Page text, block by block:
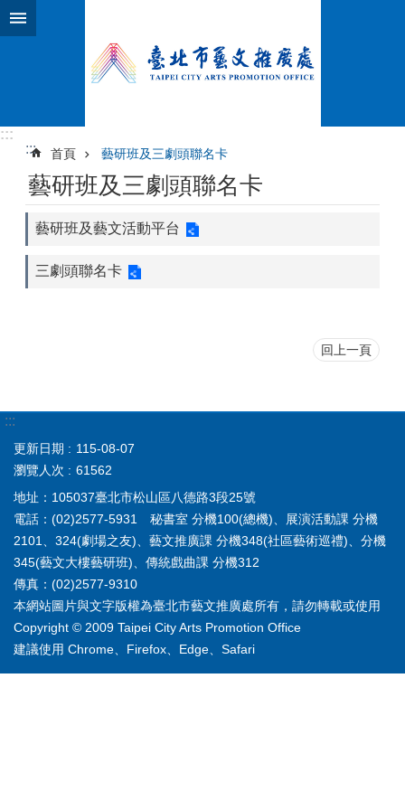
跳到主要內容區塊
:::
:::
首頁 藝研班及三劇頭聯名卡
藝研班及三劇頭聯名卡
藝研班及藝文活動平台
三劇頭聯名卡
回上一頁
:::
更新日期
115-08-07
瀏覽人次
61562
地址：105037臺北市松山區八德路3段25號
電話：(02)2577-5931 秘書室 分機100(總機)、展演活動課 分機
2101、324(劇場之友)、藝文推廣課 分機348(社區藝術巡禮)、分機
345(藝文大樓藝研班)、傳統戲曲課 分機312
傳真：(02)2577-9310
本網站圖片與文字版權為臺北市藝文推廣處所有，請勿轉載或使用
Copyright © 2009 Taipei City Arts Promotion Office
建議使用 Chrome、Firefox、Edge、Safari